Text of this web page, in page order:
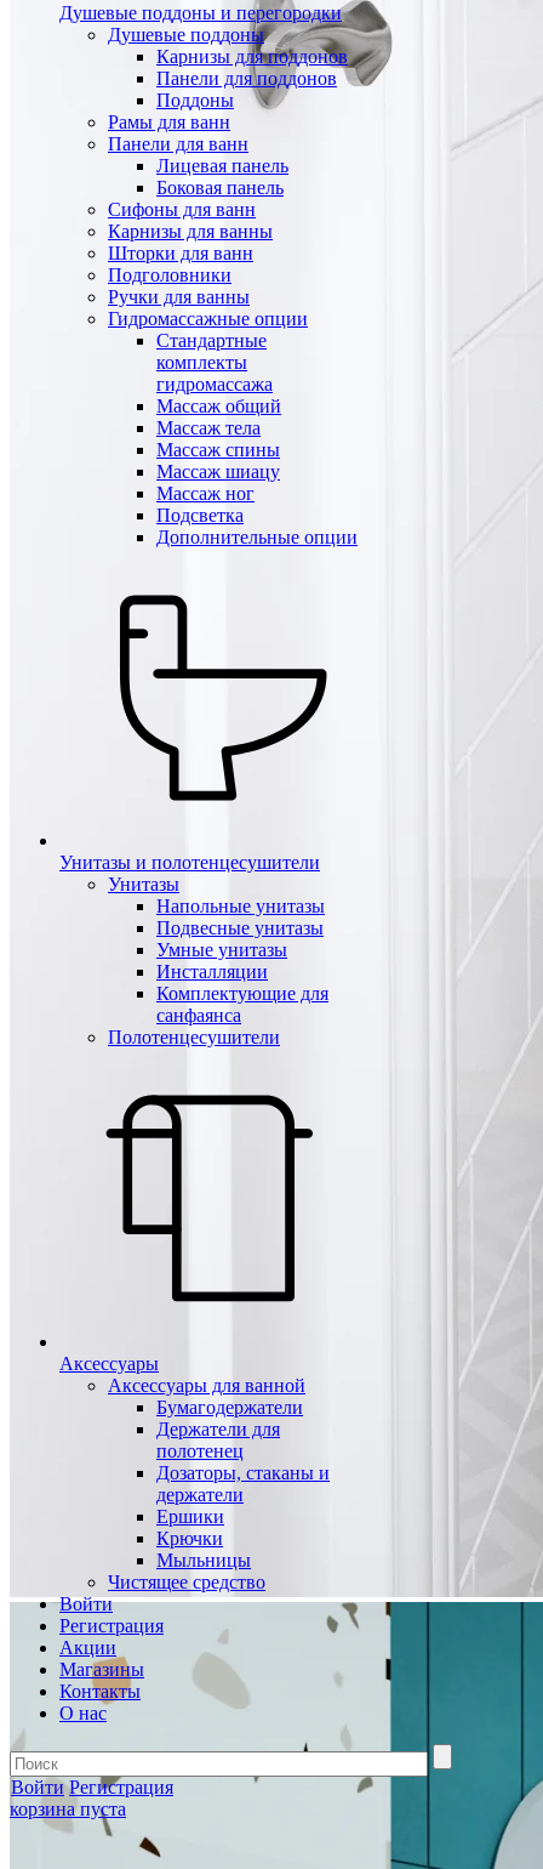
Душевые поддоны и перегородки
Душевые поддоны
Карнизы для поддонов
Панели для поддонов
Поддоны
Рамы для ванн
Панели для ванн
Лицевая панель
Боковая панель
Сифоны для ванн
Карнизы для ванны
Шторки для ванн
Подголовники
Ручки для ванны
Гидромассажные опции
Стандартные
комплекты
гидромассажа
Массаж общий
Массаж тела
Массаж спины
Массаж шиацу
Массаж ног
Подсветка
Дополнительные опции
Унитазы и полотенцесушители
Унитазы
Напольные унитазы
Подвесные унитазы
Умные унитазы
Инсталляции
Комплектующие для
санфаянса
Полотенцесушители
Аксессуары
Аксессуары для ванной
Бумагодержатели
Держатели для
полотенец
Дозаторы, стаканы и
держатели
Ершики
Крючки
Мыльницы
Чистящее средство
Войти
Регистрация
Акции
Магазины
Контакты
О нас
Войти Регистрация
корзина пуста